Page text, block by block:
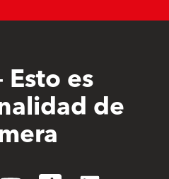
Esto es
de